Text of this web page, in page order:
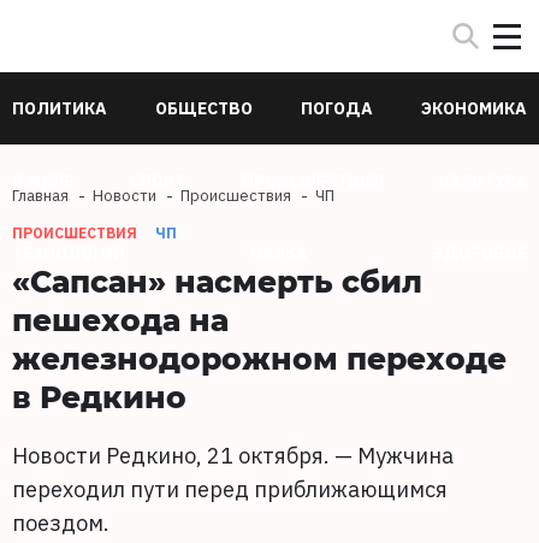
ПОЛИТИКА ОБЩЕСТВО ПОГОДА ЭКОНОМИКА
Главная Новости Происшествия ЧП
ПРОИСШЕСТВИЯ ЧП
«Сапсан» насмерть сбил
пешехода на
железнодорожном переходе
в Редкино
Новости Редкино, 21 октября. — Мужчина
переходил пути перед приближающимся
поездом.